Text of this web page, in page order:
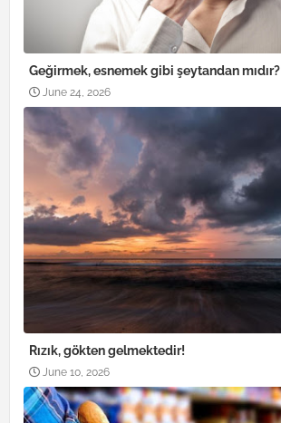
Geğirmek, esnemek gibi şeytandan mıdır?
June 24, 2026
Rızık, gökten gelmektedir!
June 10, 2026